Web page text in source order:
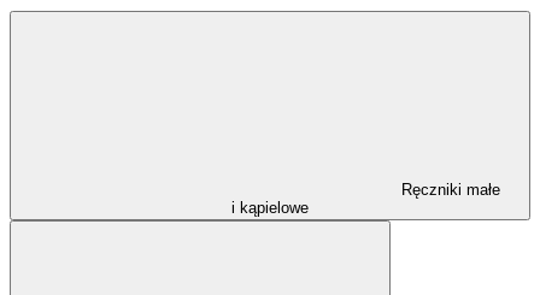
Ręczniki małe
i kąpielowe